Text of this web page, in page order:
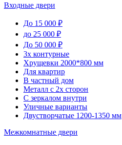
Входные двери
До 15 000 ₽
до 25 000 ₽
До 50 000 ₽
3х контурные
Хрущевки 2000*800 мм
Для квартир
В частный дом
Металл с 2х сторон
С зеркалом внутри
Уличные варианты
Двустворчатые 1200-1350 мм
Межкомнатные двери